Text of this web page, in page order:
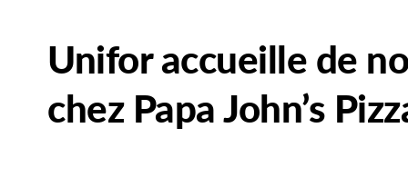
Unifor accueille de
chez Papa John’s